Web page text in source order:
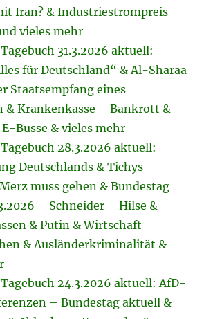
Iran? & Industriestrompreis
vieles mehr
Tagebuch 31.3.2026 aktuell:
für Deutschland“ & Al-Sharaa
Staatsempfang eines
& Krankenkasse – Bankrott &
Busse & vieles mehr
Tagebuch 28.3.2026 aktuell:
Deutschlands & Tichys
muss gehen & Bundestag
– Schneider – Hilse &
& Putin & Wirtschaft
& Ausländerkriminalität &
Tagebuch 24.3.2026 aktuell: AfD-
– Bundestag aktuell &